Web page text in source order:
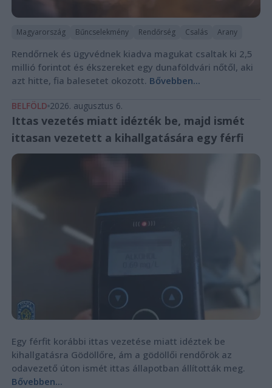
Magyarország Bűncselekmény Rendőrség Csalás Arany
Rendőrnek és ügyvédnek kiadva magukat csaltak ki 2,5
millió forintot és ékszereket egy dunaföldvári nőtől, aki
azt hitte, fia balesetet okozott. Bővebben...
BELFÖLD 2026. augusztus 6.
Ittas vezetés miatt idézték be, majd ismét
ittasan vezetett a kihallgatására egy férfi
Egy férfit korábbi ittas vezetése miatt idéztek be
kihallgatásra Gödöllőre, ám a gödöllői rendőrök az
odavezető úton ismét ittas állapotban állították meg.
Bővebben...